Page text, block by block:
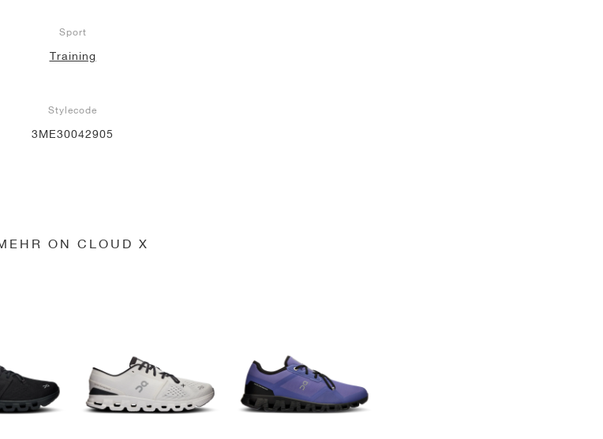
Sport
Training
Stylecode
3ME30042905
ON CLOUD X